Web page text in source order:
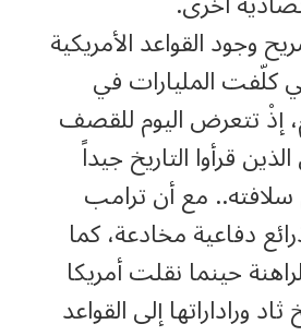
وجود القواعد الأمريكية
كلّفت المليارات في
إذْ تتعرض اليوم للقصف
قرأوا التاريخ جيداً
مع أن ترامب
دفاعية مخادعة، كما
حينما نقلت أمريكا
وراداراتها إلى القواعد